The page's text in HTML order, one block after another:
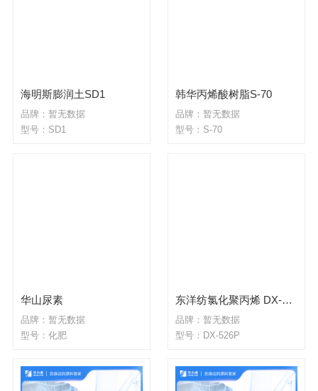
海明斯膨润土SD1
品牌：暂无数据
型号：SD1
韩华丙烯酸树脂S-70
品牌：暂无数据
型号：S-70
华山尿素
品牌：暂无数据
型号：化肥
东洋纺氯化聚丙烯 DX-526P 易溶解 低温较安定 增进附着效果
品牌：暂无数据
型号：DX-526P